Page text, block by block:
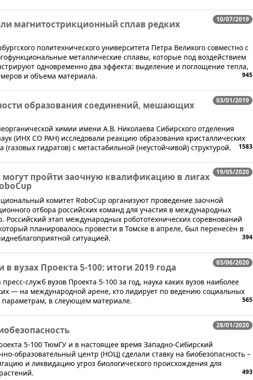
10/07/2019
магнитострикционный сплав редких
политехнического университета Петра Великого совместно с
металлические сплавы, которые под воздействием
одновременно два эффекта: выделение и поглощение тепла,
и объема материала.
945
03/01/2019
образования соединений, мешающих
химии имени А.В. Николаева Сибирского отделения
(ИНХ СО РАН) исследовали реакцию образования кристаллических
гидратов) с метастабильной (неустойчивой) структурой.
1583
19/05/2020
пройти заочную квалификацию в лигах
комитет RoboCup организуют проведение заочной
отбора российских команд для участия в международных
Российский этап международных робототехнических соревнований
планировалось провести в Томске в апреле, был перенесён в
ситуацией.
394
03/06/2020
вузах Проекта 5-100: итоги 2019 года
служб вузов Проекта 5-100 за год, наука каких вузов наиболее
— на международной арене, кто лидирует по ведению социальных
параметрам, в слеующем материале.
565
28/01/2020
5-100 ТюмГУ и в настоящее время Западно-Сибирский
образовательный центр (НОЦ) сделали ставку на биобезопасность –
и ликвидацию угроз биологического происхождения для
493